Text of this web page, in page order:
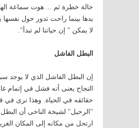
حالة خطرة ثم ... هوت سماعة
يدها بينما راحت تدور حول
لا يمكن " إن حياتنا لم تبدأ".
البطل الفاشل
إن البطل الفاشل الذي لا يوجد
النجاح يعنى أنه فشل في إتمام
حقائقه في الحياة. وهذا نرى في
"الرحيل" لشيخة الناخى أن
ارتحل من مكانه إلى المكان